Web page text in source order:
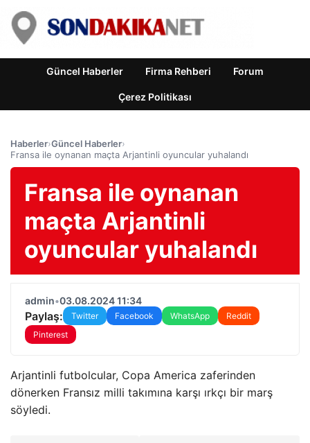
Güncel Haberler Firma Rehberi Forum
Çerez Politikası
Haberler›Güncel Haberler›
Fransa ile oynanan maçta Arjantinli oyuncular yuhalandı
Fransa ile oynanan
maçta Arjantinli
oyuncular yuhalandı
admin•03.08.2024 11:34
Paylaş: Twitter Facebook WhatsApp
Reddit
Pinterest
Arjantinli futbolcular, Copa America zaferinden
dönerken Fransız milli takımına karşı ırkçı bir marş
söyledi.